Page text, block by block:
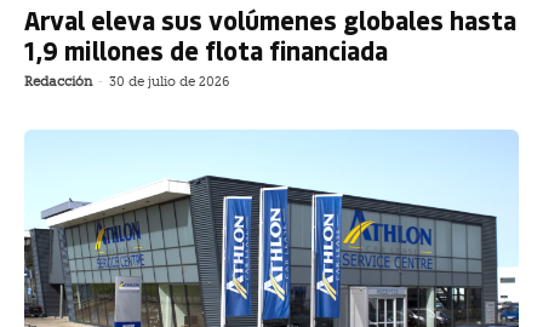
Arval eleva sus volúmenes globales hasta
1,9 millones de flota financiada
Redacción - 30 de julio de 2026